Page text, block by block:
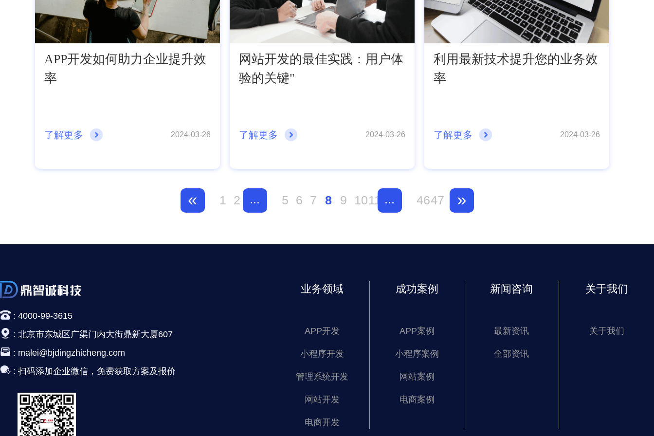
APP开发如何助力企业提升效
率
了解更多 2024-03-26
网站开发的最佳实践：用户体
验的关键"
了解更多 2024-03-26
利用最新技术提升您的业务效
率
了解更多 2024-03-26
« 1 2 ... 5 6 7 8 9 1011 ... 4647 »
关于我们
关于我们
新闻咨询
最新资讯
全部资讯
成功案例
APP案例
小程序案例
网站案例
电商案例
业务领域
APP开发
小程序开发
管理系统开发
网站开发
电商开发
: 4000-99-3615
: 北京市东城区广渠门内大街鼎新大厦607
: malei@bjdingzhicheng.com
: 扫码添加企业微信，免费获取方案及报价